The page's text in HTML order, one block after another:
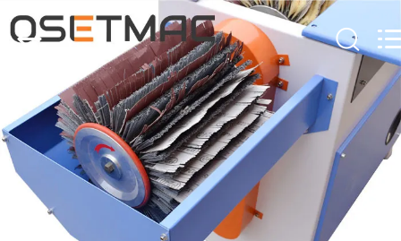
HUIS
PRODUCTEN
TRADING
CO.,
LTD..